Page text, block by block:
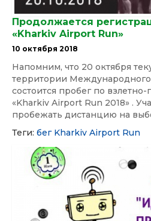
Продолжается
«Kharkiv Airport Run»
10 октября 2018
Напомним, что 20 октября
территории Международного
состоится пробег по
«Kharkiv Airport Run 2018» .
пробежать дистанцию на
Теги: бег Kharkiv Airport Run